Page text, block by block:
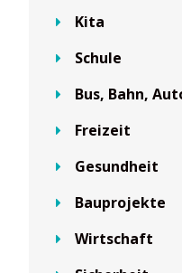
Kita
Schule
Bus, Bahn,
Freizeit
Gesundheit
Bauprojekte
Wirtschaft